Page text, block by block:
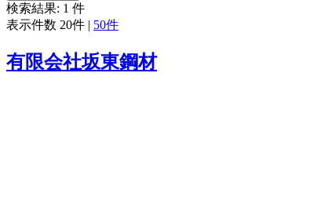
検索結果: 1 件
表示件数 20件 | 50件
有限会社坂東鋼材